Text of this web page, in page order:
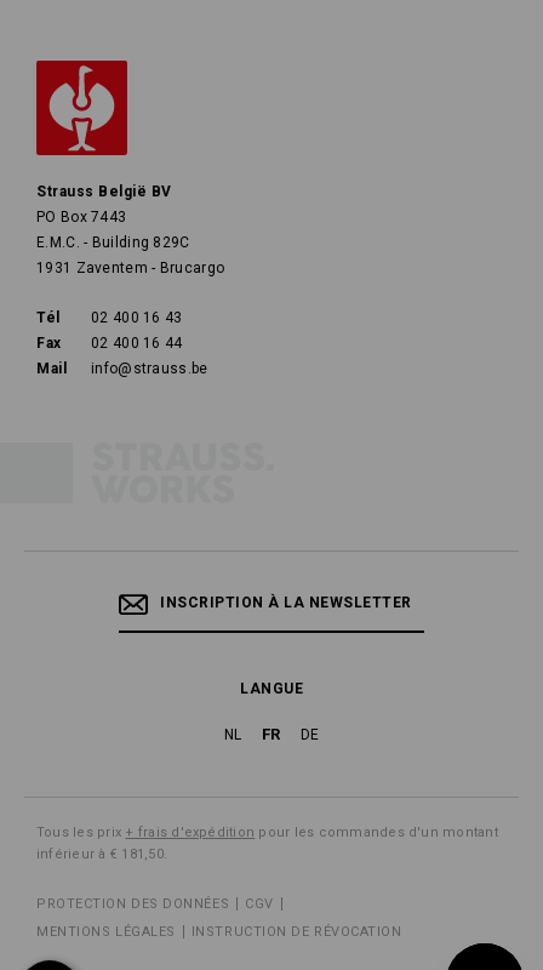
Strauss België BV
PO Box 7443
E.M.C. - Building 829C
1931 Zaventem - Brucargo
Tél
02 400 16 43
Fax
02 400 16 44
Mail
info@strauss.be
INSCRIPTION À LA NEWSLETTER
LANGUE
NL FR DE
Tous les prix + frais d'expédition pour les commandes d'un montant
inférieur à € 181,50.
PROTECTION DES DONNÉES
CGV
MENTIONS LÉGALES
INSTRUCTION DE RÉVOCATION